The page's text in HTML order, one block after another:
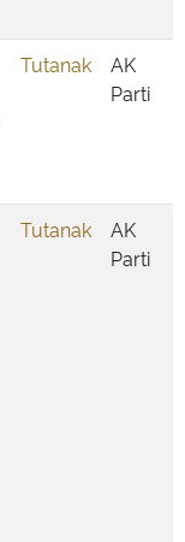
Tutanak
AK
Parti
Tutanak
AK
Parti